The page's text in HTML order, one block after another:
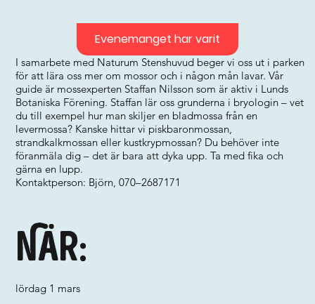
I samarbete med Naturum Stenshuvud beger vi oss ut i parken
för att lära oss mer om mossor och i någon mån lavar. Vår
guide är mossexperten Staffan Nilsson som är aktiv i Lunds
Botaniska Förening. Staffan lär oss grunderna i bryologin – vet
du till exempel hur man skiljer en bladmossa från en
levermossa? Kanske hittar vi piskbaronmossan,
strandkalkmossan eller kustkrypmossan? Du behöver inte
föranmäla dig – det är bara att dyka upp. Ta med fika och
gärna en lupp.
Kontaktperson: Björn, 070–2687171
När:
lördag 1 mars
Evenemanget har varit